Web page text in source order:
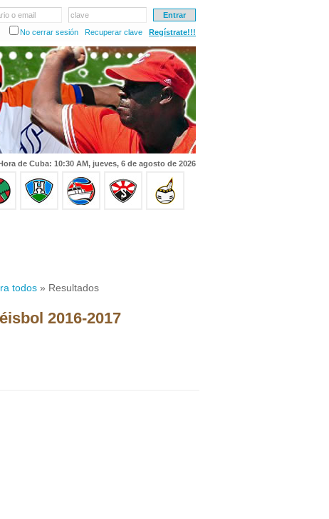
o email
clave
No cerrar sesión
Recuperar clave Regístrate!!!
de Cuba: 10:30 AM, jueves, 6 de agosto de 2026
todos » Resultados
2016-2017